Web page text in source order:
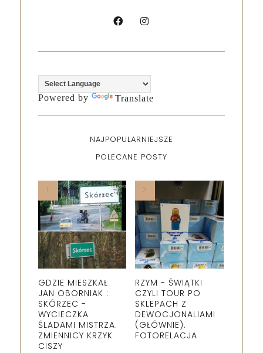
Powered by Translate
NAJPOPULARNIEJSZE
POLECANE POSTY
GDZIE MIESZKAŁ
JAN OBORNIAK :
SKÓRZEC -
WYCIECZKA
ŚLADAMI MISTRZA.
ZMIENNICY KRZYK
CISZY
RZYM - ŚWIĄTKI
CZYLI TOUR PO
SKLEPACH Z
DEWOCJONALIAMI
(GŁÓWNIE).
FOTORELACJA